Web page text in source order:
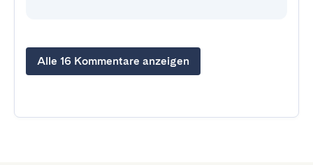
Alle 16 Kommentare anzeigen